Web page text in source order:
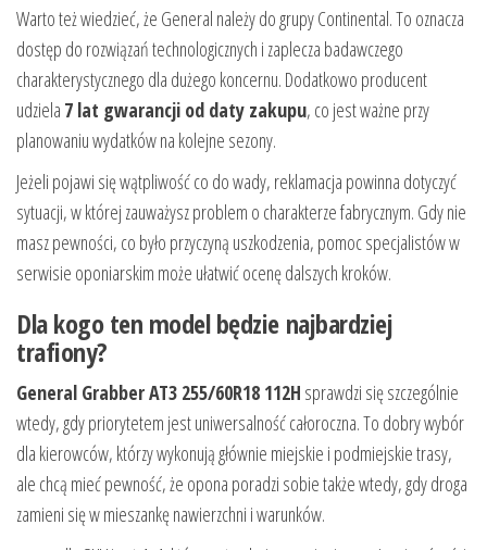
Warto też wiedzieć, że General należy do grupy Continental. To oznacza
dostęp do rozwiązań technologicznych i zaplecza badawczego
charakterystycznego dla dużego koncernu. Dodatkowo producent
udziela 7 lat gwarancji od daty zakupu, co jest ważne przy
planowaniu wydatków na kolejne sezony.
Jeżeli pojawi się wątpliwość co do wady, reklamacja powinna dotyczyć
sytuacji, w której zauważysz problem o charakterze fabrycznym. Gdy nie
masz pewności, co było przyczyną uszkodzenia, pomoc specjalistów w
serwisie oponiarskim może ułatwić ocenę dalszych kroków.
Dla kogo ten model będzie najbardziej
trafiony?
General Grabber AT3 255/60R18 112H sprawdzi się szczególnie
wtedy, gdy priorytetem jest uniwersalność całoroczna. To dobry wybór
dla kierowców, którzy wykonują głównie miejskie i podmiejskie trasy,
ale chcą mieć pewność, że opona poradzi sobie także wtedy, gdy droga
zamieni się w mieszankę nawierzchni i warunków.